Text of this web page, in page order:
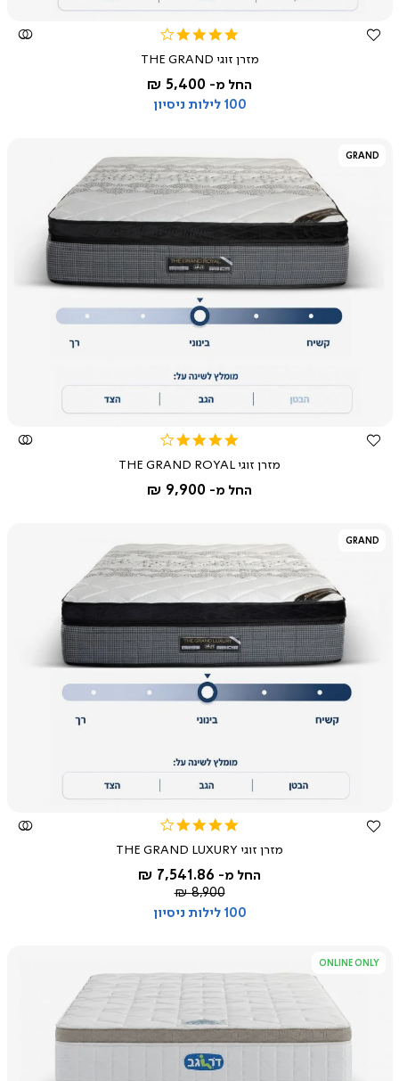
rating
מזרן זוגי THE GRAND
החל מ- 5,400 ₪
100 לילות ניסיון
GRAND
צפייה
מהירה
rating
מזרן זוגי THE GRAND ROYAL
החל מ- 9,900 ₪
GRAND
צפייה
מהירה
rating
מזרן זוגי THE GRAND LUXURY
החל מ- 7,541.86 ₪
מחיר
רגיל
8,900 ₪
100 לילות ניסיון
ONLINE ONLY